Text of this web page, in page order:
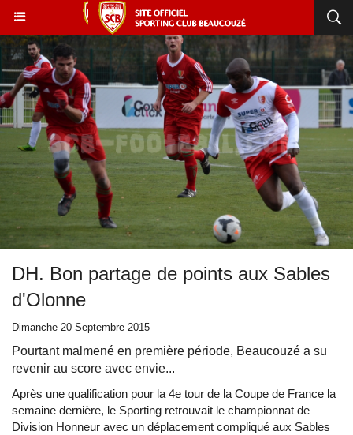
DH. Bon partage de points aux Sables
d'Olonne
Dimanche 20 Septembre 2015
Pourtant malmené en première période, Beaucouzé a su
revenir au score avec envie...
Après une qualification pour la 4e tour de la Coupe de France la
semaine dernière, le Sporting retrouvait le championnat de
Division Honneur avec un déplacement compliqué aux Sables